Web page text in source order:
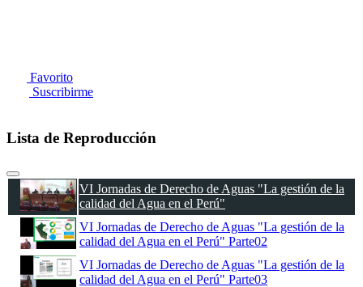
Favorito
Suscribirme
Lista de Reproducción
VI Jornadas de Derecho de Aguas "La gestión de la
calidad del Agua en el Perú"
VI Jornadas de Derecho de Aguas "La gestión de la
calidad del Agua en el Perú" Parte02
VI Jornadas de Derecho de Aguas "La gestión de la
calidad del Agua en el Perú" Parte03